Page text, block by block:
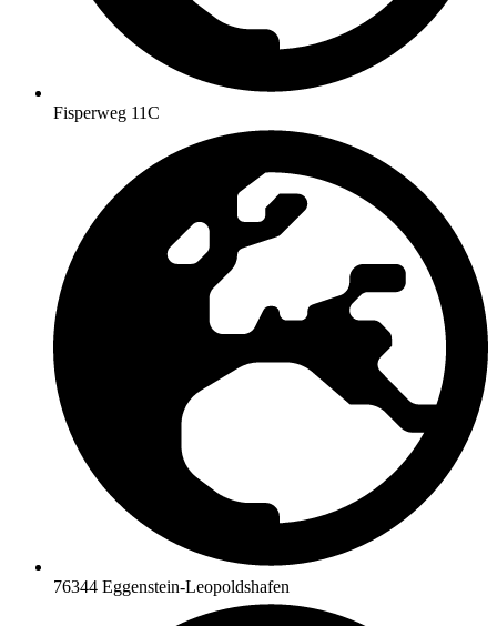
Fisperweg 11C
76344 Eggenstein-Leopoldshafen